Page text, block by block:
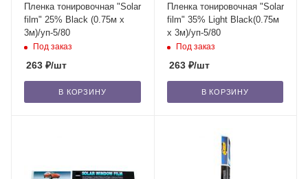
Пленка тонировочная "Solar
film" 25% Blaсk (0.75м x
3м)/уп-5/80
Под заказ
263 ₽/шт
В КОРЗИНУ
Пленка тонировочная "Solar
film" 35% Light Black(0.75м
x 3м)/уп-5/80
Под заказ
263₽/шт
В КОРЗИНУ